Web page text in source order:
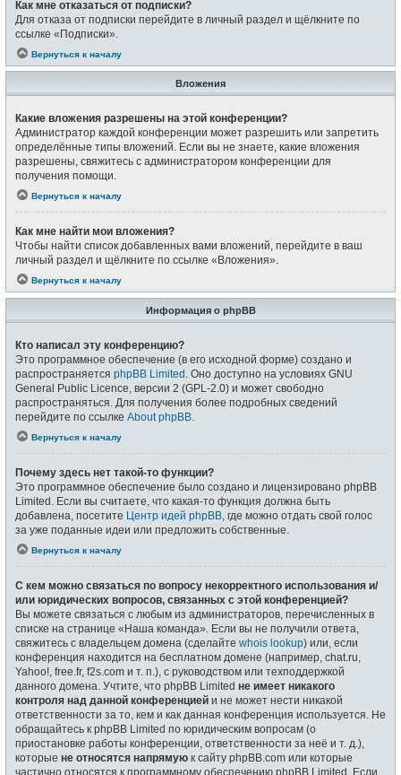
Как мне отказаться от подписки?
Для отказа от подписки перейдите в личный раздел и щёлкните по
ссылке «Подписки».
Вернуться к началу
Вложения
Какие вложения разрешены на этой конференции?
Администратор каждой конференции может разрешить или запретить
определённые типы вложений. Если вы не знаете, какие вложения
разрешены, свяжитесь с администратором конференции для
получения помощи.
Вернуться к началу
Как мне найти мои вложения?
Чтобы найти список добавленных вами вложений, перейдите в ваш
личный раздел и щёлкните по ссылке «Вложения».
Вернуться к началу
Информация о phpBB
Кто написал эту конференцию?
Это программное обеспечение (в его исходной форме) создано и
распространяется phpBB Limited . Оно доступно на условиях GNU
General Public Licence, версии 2 (GPL-2.0) и может свободно
распространяться. Для получения более подробных сведений
перейдите по ссылке About phpBB
Вернуться к началу
Почему здесь нет такой-то функции?
Это программное обеспечение было создано и лицензировано phpBB
Limited. Если вы считаете, что какая-то функция должна быть
добавлена, посетите Центр идей phpBB , где можно отдать свой голос
за уже поданные идеи или предложить собственные.
Вернуться к началу
С кем можно связаться по вопросу некорректного использования и/
или юридических вопросов, связанных с этой конференцией?
Вы можете связаться с любым из администраторов, перечисленных в
списке на странице «Наша команда». Если вы не получили ответа,
свяжитесь с владельцем домена (сделайте whois lookup) или, если
конференция находится на бесплатном домене (например, chat.ru,
Yahoo!, free.fr, f2s.com и т. п.), с руководством или техподдержкой
данного домена. Учтите, что phpBB Limited не имеет никакого
контроля над данной конференцией и не может нести никакой
ответственности за то, кем и как данная конференция используется. Не
обращайтесь к phpBB Limited по юридическим вопросам (о
приостановке работы конференции, ответственности за неё и т. д.),
которые не относятся напрямую к сайту phpBB.com или которые
частично относятся к программному обеспечению phpBB Limited. Если